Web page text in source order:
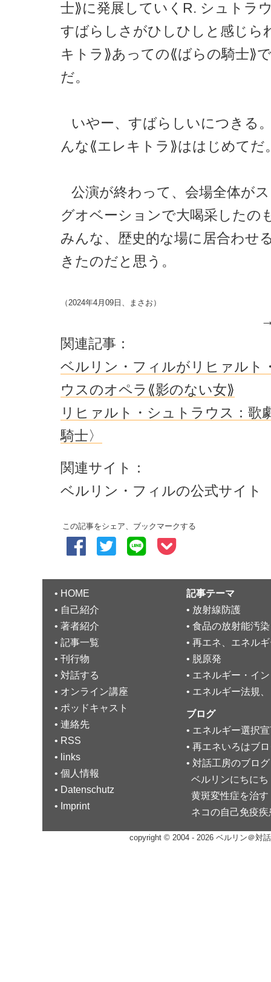
士⟫に発展していくR. シュトラ
すばらしさがひしひしと感じら
キトラ⟫あっての⟪ばらの騎士⟫
だ。
いやー、すばらしいにつきる
んな⟪エレキトラ⟫ははじめてだ
公演が終わって、会場全体が
グオベーションで大喝采したの
みんな、歴史的な場に居合わせ
きたのだと思う。
（2024年4月09日、まさお）
関連記事：
ベルリン・フィルがリヒァルト
ウスのオペラ⟪影のない女⟫
リヒァルト・シュトラウス：歌
騎士〉
関連サイト：
ベルリン・フィルの公式サイト
この記事をシェア、ブックマークする